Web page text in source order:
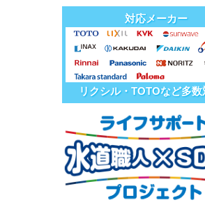
対応メーカー
リクシル・TOTOなど多数